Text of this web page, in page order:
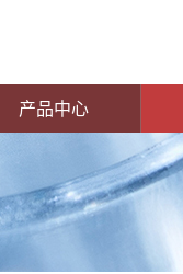
产品中心